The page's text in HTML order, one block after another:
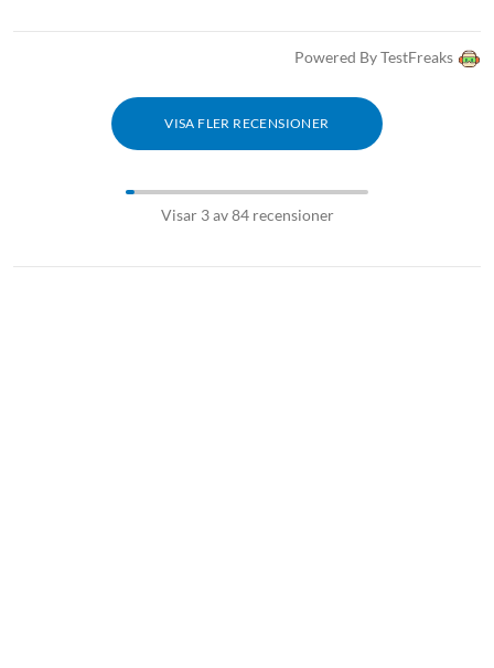
Powered By TestFreaks
VISA FLER RECENSIONER
Visar 3 av 84 recensioner